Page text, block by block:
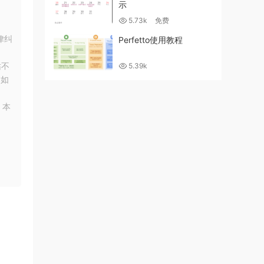
纠
本
示
5.73k 免费
Perfetto使用教程
5.39k